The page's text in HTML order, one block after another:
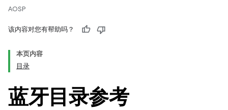
AOSP
该内容对您有帮助吗？
本页内容
目录
蓝牙目录参考